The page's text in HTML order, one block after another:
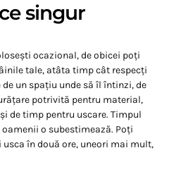
singur
ocazional, de obicei poți
tale, atâta timp cât respecți
un spațiu unde să îl întinzi, de
potrivită pentru material,
de timp pentru uscare. Timpul
o subestimează. Poți
în două ore, uneori mai mult,